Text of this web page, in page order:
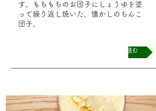
す。もちもちのお団子にしょうゆを塗
って​繰り返し焼いた、懐かしのちんこ
団子。
続きを読む